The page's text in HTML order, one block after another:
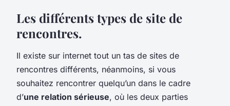
Les différents types de site de
rencontres.
Il existe sur internet tout un tas de sites de
rencontres différents, néanmoins, si vous
souhaitez rencontrer quelqu’un dans le cadre
d’une relation sérieuse, où les deux parties